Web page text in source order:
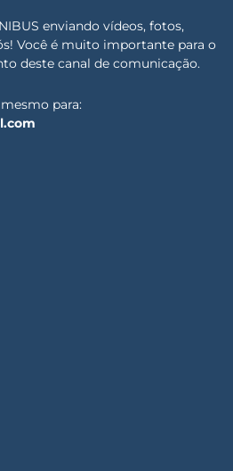
enviando vídeos, fotos,
Você é muito importante para o
deste canal de comunicação.
para: